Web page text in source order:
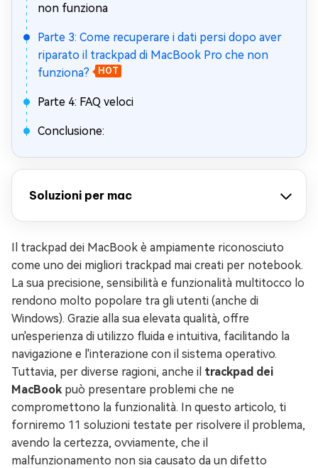
non funziona
Parte 3: Come recuperare i dati persi dopo aver
riparato il trackpad di MacBook Pro che non
funziona?
HOT
Parte 4: FAQ veloci
Conclusione:
Soluzioni per mac
Il trackpad dei MacBook è ampiamente riconosciuto
come uno dei migliori trackpad mai creati per notebook.
La sua precisione, sensibilità e funzionalità multitocco lo
rendono molto popolare tra gli utenti (anche di
Windows). Grazie alla sua elevata qualità, offre
un'esperienza di utilizzo fluida e intuitiva, facilitando la
navigazione e l'interazione con il sistema operativo.
Tuttavia, per diverse ragioni, anche il trackpad dei
MacBook può presentare problemi che ne
compromettono la funzionalità. In questo articolo, ti
forniremo 11 soluzioni testate per risolvere il problema,
avendo la certezza, ovviamente, che il
malfunzionamento non sia causato da un difetto